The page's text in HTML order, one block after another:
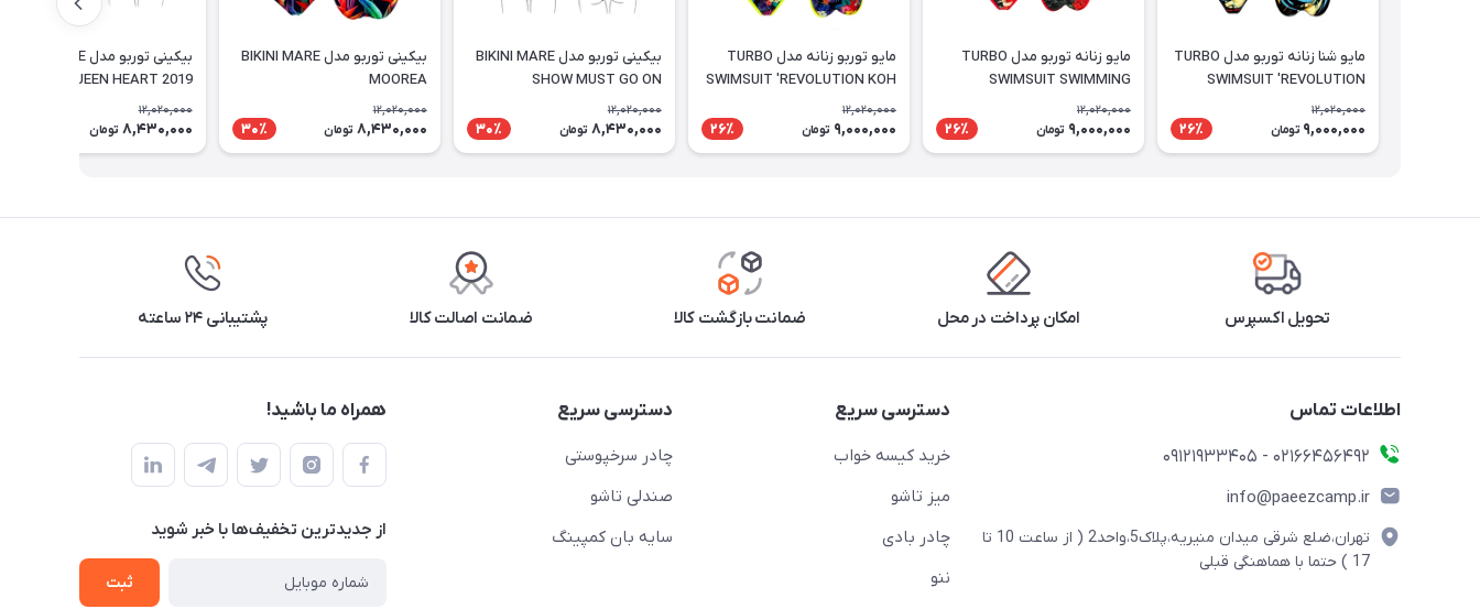
مایو شنا زنانه توربو مدل TURBO
SWIMSUIT 'REVOLUTION
BLACK IS BLACK
12,020,000
9,000,000 تومان 26٪
مایو زنانه توربو مدل TURBO
SWIMSUIT SWIMMING
WOMEN SWALLOW
12,020,000
9,000,000 تومان 26٪
مایو توربو زنانه مدل TURBO
SWIMSUIT 'REVOLUTION KOH
SAMUI
12,020,000
9,000,000 تومان 26٪
بیکینی توربو مدل BIKINI MARE
SHOW MUST GO ON
12,020,000
8,430,000 تومان 30٪
بیکینی توربو مدل BIKINI MARE
MOOREA
12,020,000
8,430,000 تومان 30٪
بیکینی توربو مدل BIKINI MARE
QUEEN HEART 2019
12,020,000
8,430,000 تومان
تحویل اکسپرس امکان پرداخت در محل ضمانت بازگشت کالا ضمانت اصالت کالا پشتیبانی ۲۴ ساعته
اطلاعات تماس
02166456492 - 09121933405
info@paeezcamp.ir
تهران،ضلع شرقی میدان منیریه،پلاک5،واحد2 ( از ساعت 10 تا
17 ) حتما با هماهنگی قبلی
دسترسی سریع
خرید کیسه خواب
میز تاشو
چادر بادی
ننو
دسترسی سریع
چادر سرخپوستی
صندلی تاشو
سایه بان کمپینگ
همراه ما باشید!
از جدید‌ترین تخفیف‌ها با‌ خبر شوید
ثبت